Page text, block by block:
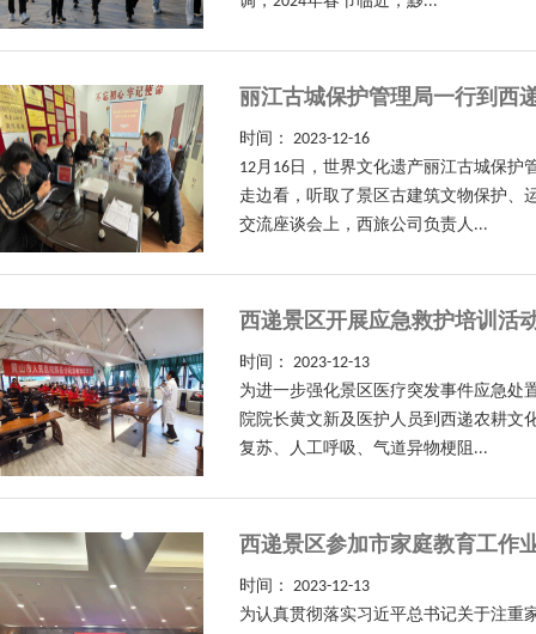
丽江古城保护管理局一行到西
时间： 2023-12-16
12月16日，世界文化遗产丽江古城保
走边看，听取了景区古建筑文物保护、
交流座谈会上，西旅公司负责人...
西递景区开展应急救护培训活
时间： 2023-12-13
为进一步强化景区医疗突发事件应急处
院院长黄文新及医护人员到西递农耕文
复苏、人工呼吸、气道异物梗阻...
西递景区参加市家庭教育工作
时间： 2023-12-13
为认真贯彻落实习近平总书记关于注重